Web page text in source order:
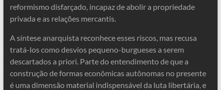
reformismo disfarçado, incapaz de abolir a propriedade
privada e as relações mercantis.
A síntese anarquista reconhece esses riscos, mas recusa
tratá-los como desvios pequeno-burgueses a serem
descartados a priori. Parte do entendimento de que a
construção de formas econômicas autônomas no presente
é uma dimensão material indispensável da luta libertária, e